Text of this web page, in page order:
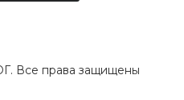
Все права защищены